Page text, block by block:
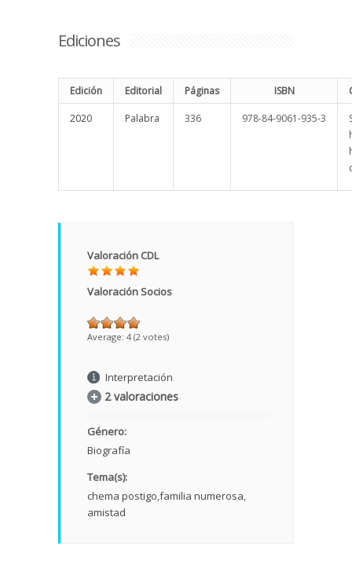
Ediciones
Edición Editorial Páginas ISBN
2020 Palabra 336 978-84-9061-935-3
Valoración CDL
Valoración Socios
Average: 4 (2 votes)
Interpretación
2 valoraciones
Género:
Biografía
Tema(s):
chema postigo familia numerosa
amistad